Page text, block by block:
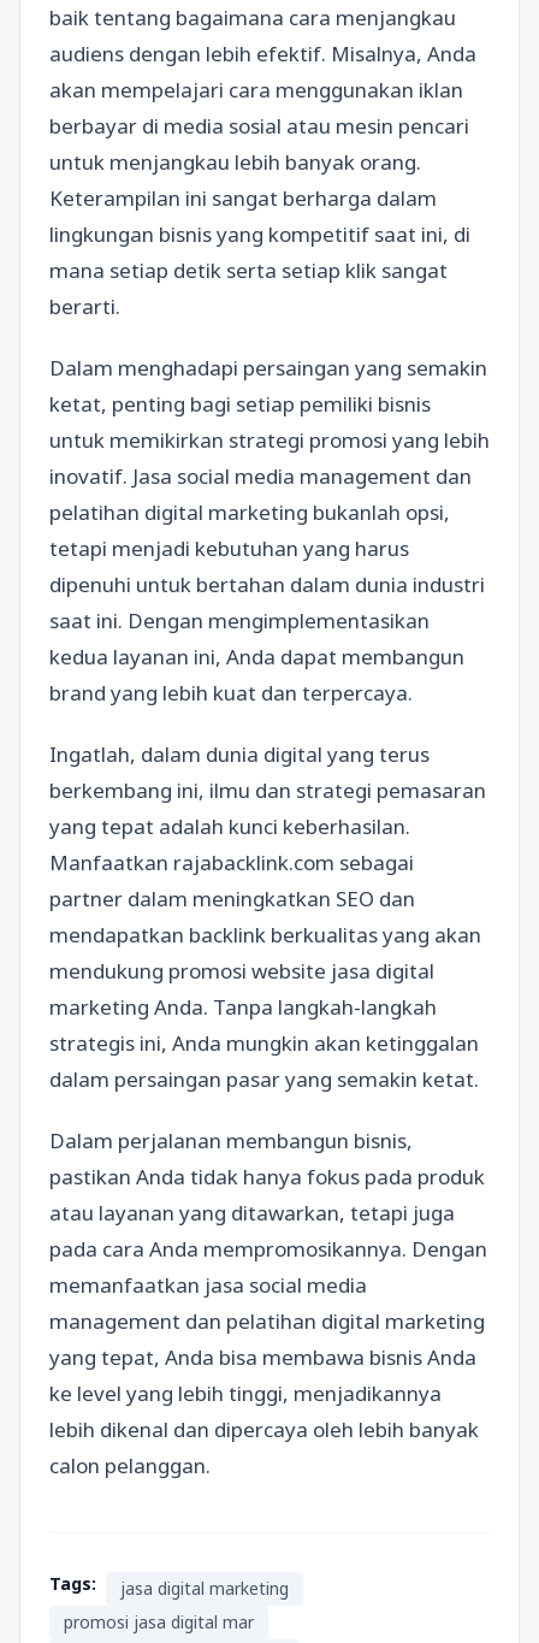
baik tentang bagaimana cara menjangkau
audiens dengan lebih efektif. Misalnya, Anda
akan mempelajari cara menggunakan iklan
berbayar di media sosial atau mesin pencari
untuk menjangkau lebih banyak orang.
Keterampilan ini sangat berharga dalam
lingkungan bisnis yang kompetitif saat ini, di
mana setiap detik serta setiap klik sangat
berarti.
Dalam menghadapi persaingan yang semakin
ketat, penting bagi setiap pemiliki bisnis
untuk memikirkan strategi promosi yang lebih
inovatif. Jasa social media management dan
pelatihan digital marketing bukanlah opsi,
tetapi menjadi kebutuhan yang harus
dipenuhi untuk bertahan dalam dunia industri
saat ini. Dengan mengimplementasikan
kedua layanan ini, Anda dapat membangun
brand yang lebih kuat dan terpercaya.
Ingatlah, dalam dunia digital yang terus
berkembang ini, ilmu dan strategi pemasaran
yang tepat adalah kunci keberhasilan.
Manfaatkan rajabacklink.com sebagai
partner dalam meningkatkan SEO dan
mendapatkan backlink berkualitas yang akan
mendukung promosi website jasa digital
marketing Anda. Tanpa langkah-langkah
strategis ini, Anda mungkin akan ketinggalan
dalam persaingan pasar yang semakin ketat.
Dalam perjalanan membangun bisnis,
pastikan Anda tidak hanya fokus pada produk
atau layanan yang ditawarkan, tetapi juga
pada cara Anda mempromosikannya. Dengan
memanfaatkan jasa social media
management dan pelatihan digital marketing
yang tepat, Anda bisa membawa bisnis Anda
ke level yang lebih tinggi, menjadikannya
lebih dikenal dan dipercaya oleh lebih banyak
calon pelanggan.
Tags:
jasa digital marketing
promosi jasa digital mar